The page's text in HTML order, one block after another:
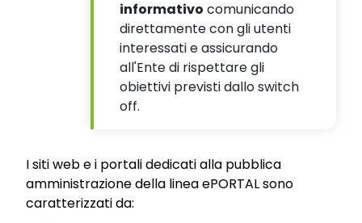
informativo comunicando
direttamente con gli utenti
interessati e assicurando
all'Ente di rispettare gli
obiettivi previsti dallo switch
off.
I siti web e i portali dedicati alla pubblica
amministrazione della linea ePORTAL sono
caratterizzati da: